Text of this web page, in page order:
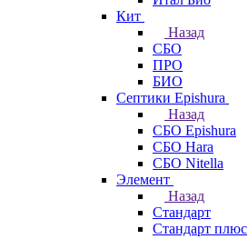
Кит
Назад
СБО
ПРО
БИО
Септики Epishura
Назад
СБО Epishura
СБО Hara
СБО Nitella
Элемент
Назад
Стандарт
Стандарт плюс